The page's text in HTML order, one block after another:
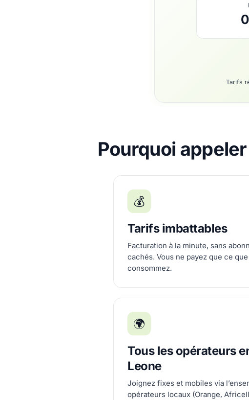
Tarifs
Pourquoi
💰
Tarifs imbattables
Facturation à la minute, sans
cachés. Vous ne payez que ce
consommez.
🌍
Tous les opérateurs
Leone
Joignez fixes et mobiles via
opérateurs locaux (Orange,